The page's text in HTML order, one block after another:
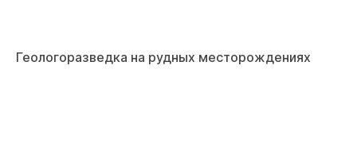
Геологоразведка на рудных месторождениях